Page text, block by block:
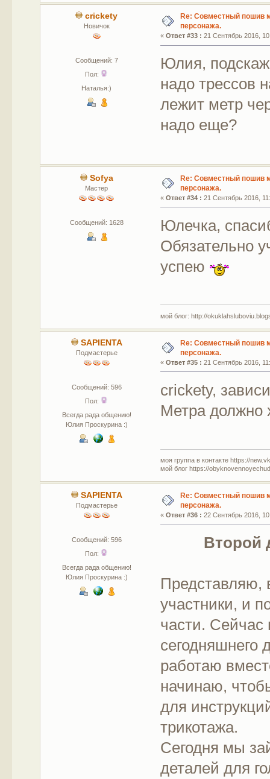
crickety
Новичок
Сообщений: 7
Пол:
Наталья:)
Re: Совместный пошив
персонажа.
«Ответ #33 : 21 Сентябрь 2016,
Юлия,
надо трессов
лежит метр
надо еще?
Sofya
Мастер
Сообщений: 1628
Re: Совместный пошив
персонажа.
«Ответ #34 : 21 Сентябрь 2016,
Юлечка,
Обязательно
успею
мой блог: http://
SAPIENTA
Подмастерье
Сообщений: 596
Пол:
Всегда рада общению!
Юлия Проскурина :)
Re: Совместный пошив
персонажа.
«Ответ #35 : 21 Сентябрь 2016,
crickety,
Метра должно
моя группа в контакте https://
мой блог https://
SAPIENTA
Подмастерье
Сообщений: 596
Пол:
Всегда рада общению!
Юлия Проскурина :)
Re: Совместный пошив
персонажа.
«Ответ #36 : 22 Сентябрь 2016,
Второй
Представляю,
участники, и
части. Сейчас
сегодняшнего
работаю
начинаю,
для
трикотажа.
Сегодня мы
деталей для